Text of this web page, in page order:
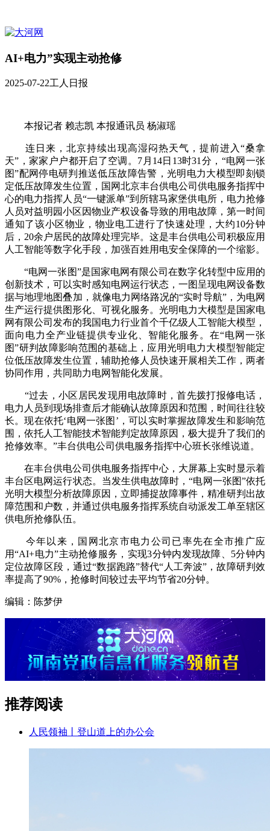
AI+电力”实现主动抢修
2025-07-22工人日报
本报记者 赖志凯 本报通讯员 杨淑瑶
连日来，北京持续出现高湿闷热天气，提前进入“桑拿
天”，家家户户都开启了空调。7月14日13时31分，“电网一张
图”配网停电研判推送低压故障告警，光明电力大模型即刻锁
定低压故障发生位置，国网北京丰台供电公司供电服务指挥中
心的电力指挥人员“一键派单”到所辖马家堡供电所，电力抢修
人员对益明园小区因物业产权设备导致的用电故障，第一时间
通知了该小区物业，物业电工进行了快速处理，大约10分钟
后，20余户居民的故障处理完毕。这是丰台供电公司积极应用
人工智能等数字化手段，加强百姓用电安全保障的一个缩影。
“电网一张图”是国家电网有限公司在数字化转型中应用的
创新技术，可以实时感知电网运行状态，一图呈现电网设备数
据与地理地图叠加，就像电力网络路况的“实时导航”，为电网
生产运行提供图形化、可视化服务。光明电力大模型是国家电
网有限公司发布的我国电力行业首个千亿级人工智能大模型，
面向电力全产业链提供专业化、智能化服务。在“电网一张
图”研判故障影响范围的基础上，应用光明电力大模型智能定
位低压故障发生位置，辅助抢修人员快速开展相关工作，两者
协同作用，共同助力电网智能化发展。
“过去，小区居民发现用电故障时，首先拨打报修电话，
电力人员到现场排查后才能确认故障原因和范围，时间往往较
长。现在依托‘电网一张图’，可以实时掌握故障发生和影响范
围，依托人工智能技术智能判定故障原因，极大提升了我们的
抢修效率。”丰台供电公司供电服务指挥中心班长张维说道。
在丰台供电公司供电服务指挥中心，大屏幕上实时显示着
丰台区电网运行状态。当发生供电故障时，“电网一张图”依托
光明大模型分析故障原因，立即捕捉故障事件，精准研判出故
障范围和户数，并通过供电服务指挥系统自动派发工单至辖区
供电所抢修队伍。
今年以来，国网北京市电力公司已率先在全市推广应
用“AI+电力”主动抢修服务，实现3分钟内发现故障、5分钟内
定位故障区段，通过“数据跑路”替代“人工奔波”，故障研判效
率提高了90%，抢修时间较过去平均节省20分钟。
编辑：陈梦伊
推荐阅读
人民领袖丨登山道上的办公会